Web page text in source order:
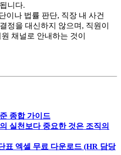
니다.
이나 법률 판단, 직장 내 사건
정을 대신하지 않으며, 직원이
채널로 안내하는 것이
종합 가이드
실천보다 중요한 것은 조직의
표 엑셀 무료 다운로드 (HR 담당